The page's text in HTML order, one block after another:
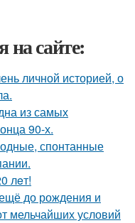
на сайте:
личной историей, о
из самых
90-х.
спонтанные
лeт!
до рождения и
мельчайших условий